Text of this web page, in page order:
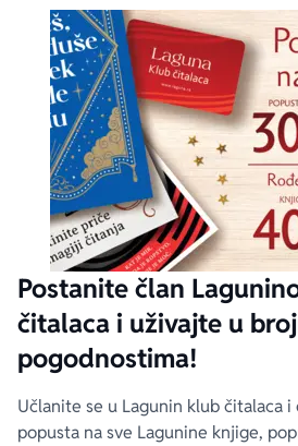
Postanite član
čitalaca i uživajte u
pogodnostima!
Učlanite se u Lagunin klub čitalaca
popusta na sve Lagunine knjige,